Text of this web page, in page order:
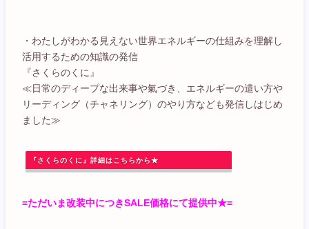
・わたしがわかる見えない世界エネルギーの仕組みを理解し
活用するための知識の発信
『さくらのくに』
≪日常のディープな出来事や氣づき、エネルギーの遣い方や
リーディング（チャネリング）のやり方なども発信しはじめ
ました≫
『さくらのくに』詳細はこちらから★
=ただいま改装中につきSALE価格にて提供中★=